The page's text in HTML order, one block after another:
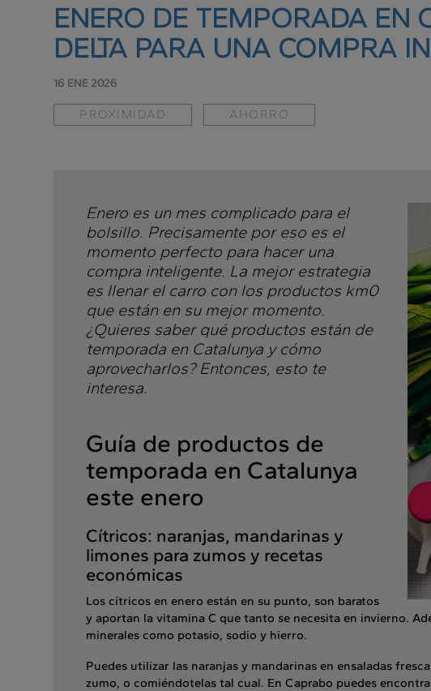
ENERO DE TEMPORADA EN
DELTA PARA UNA COMPRA
16 ENE 2026
PROXIMIDAD AHORRO
Enero es un mes complicado para el
bolsillo. Precisamente por eso es el
momento perfecto para hacer una
compra inteligente. La mejor estrategia
es llenar el carro con los productos km0
que están en su mejor momento.
¿Quieres saber qué productos están de
temporada en Catalunya y cómo
aprovecharlos? Entonces, esto te
interesa.
Guía de productos de
temporada en Catalunya
este enero
Cítricos: naranjas, mandarinas y
limones para zumos y recetas
económicas
Los cítricos en enero están en su punto, son baratos
y aportan la vitamina C que tanto se necesita en invierno.
minerales como potasio, sodio y hierro.
Puedes utilizar las naranjas y mandarinas en ensaladas
zumo, o comiéndotelas tal cual. En Caprabo puedes